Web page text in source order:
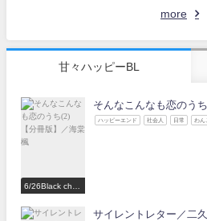
more
甘々ハッピーBL
6/26Black choc
加作家
そんなこんなも恋のう
ハッピーエンド 社会人 日常 わん
サイレントレター／二